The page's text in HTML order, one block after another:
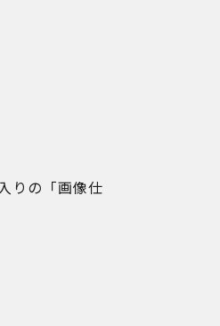
りの「画像仕